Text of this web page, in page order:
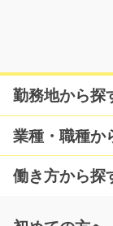
電機製品の組
急募
電機製品の組
ルでかんたん
勤務地から探
業種・職種か
働き方から探